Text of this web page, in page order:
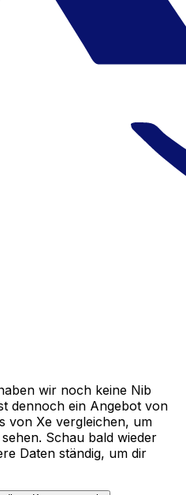
wir noch keine Nib
dennoch ein Angebot von
von Xe vergleichen, um
Schau bald wieder
Daten ständig, um dir